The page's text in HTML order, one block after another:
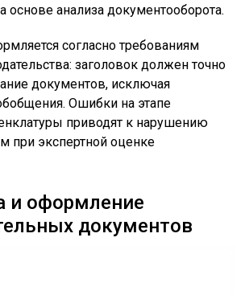
основе анализа документооборота.
согласно требованиям
заголовок должен точно
документов, исключая
Ошибки на этапе
приводят к нарушению
при экспертной оценке
и оформление
документов